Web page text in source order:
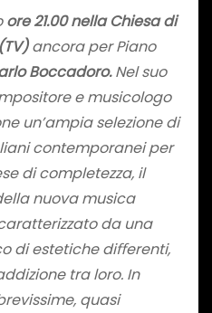
ore 21.00 nella Chiesa di
ancora per Piano
Boccadoro.Nel suo
e musicologo
un’ampia selezione di
contemporanei per
di completezza, il
nuova musica
da una
di estetiche diﬀerenti,
tra loro. In
quasi